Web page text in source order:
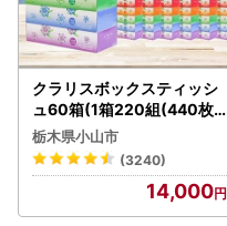
クラリスボックスティッシ
ュ60箱(1箱220組(440枚))
(5個入り×12セット)【配送
不可地域：離島・沖縄県】
【1256759】
栃木県小山市
(3240)
14,000